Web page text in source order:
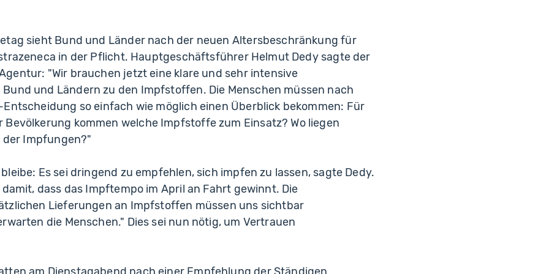
sieht Bund und Länder nach der neuen Altersbeschränkung für
in der Pflicht. Hauptgeschäftsführer Helmut Dedy sagte der
"Wir brauchen jetzt eine klare und sehr intensive
und Ländern zu den Impfstoffen. Die Menschen müssen nach
so einfach wie möglich einen Überblick bekommen: Für
Bevölkerung kommen welche Impfstoffe zum Einsatz? Wo liegen
der Impfungen?"
Es sei dringend zu empfehlen, sich impfen zu lassen, sagte Dedy.
dass das Impftempo im April an Fahrt gewinnt. Die
Lieferungen an Impfstoffen müssen uns sichtbar
die Menschen." Dies sei nun nötig, um Vertrauen